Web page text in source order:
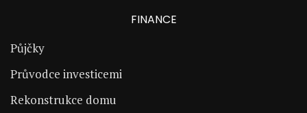
FINANCE
Půjčky
Průvodce investicemi
Rekonstrukce domu